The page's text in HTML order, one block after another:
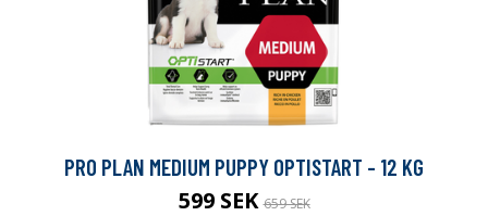
PRO PLAN MEDIUM PUPPY OPTISTART - 12 KG
599 SEK659 SEK